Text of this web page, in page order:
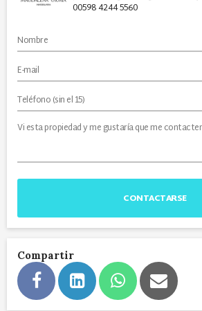
00598 4244 5560
CONTACTARSE
Compartir